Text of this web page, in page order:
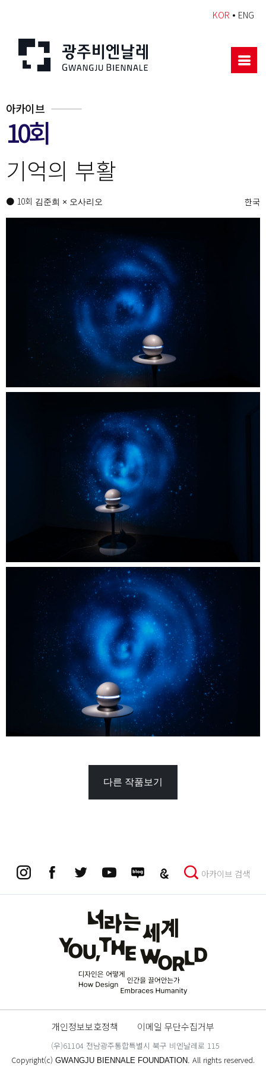
KOR • ENG
아카이브
10회
기억의 부활
● 10회 김준희 × 오사리오 한국
다른 작품보기
아카이브 검색
개인정보보호정책 이메일 무단수집거부
(우)61104 전남광주통합특별시 북구 비엔날레로 115
Copyright(c) GWANGJU BIENNALE FOUNDATION. All rights reserved.